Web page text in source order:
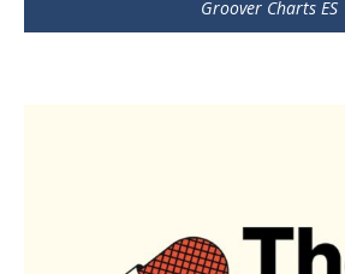
Groover Charts ES